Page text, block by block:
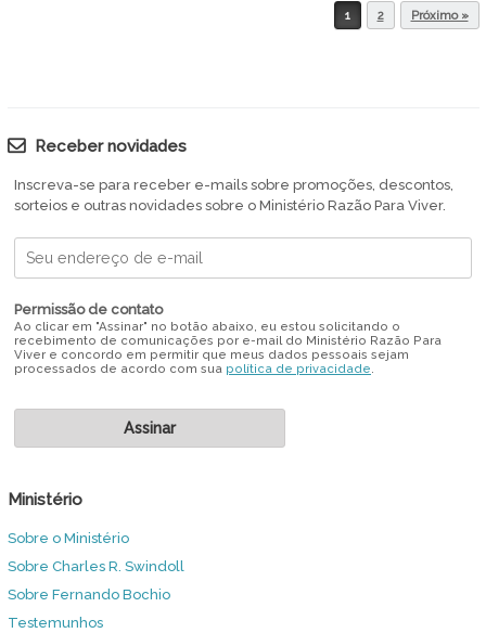
1 2 Próximo »
Receber novidades
Inscreva-se para receber e-mails sobre promoções, descontos,
sorteios e outras novidades sobre o Ministério Razão Para Viver.
Permissão de contato
Ao clicar em "Assinar" no botão abaixo, eu estou solicitando o
recebimento de comunicações por e-mail do Ministério Razão Para
Viver e concordo em permitir que meus dados pessoais sejam
processados de acordo com sua política de privacidade.
Ministério
Sobre o Ministério
Sobre Charles R. Swindoll
Sobre Fernando Bochio
Testemunhos